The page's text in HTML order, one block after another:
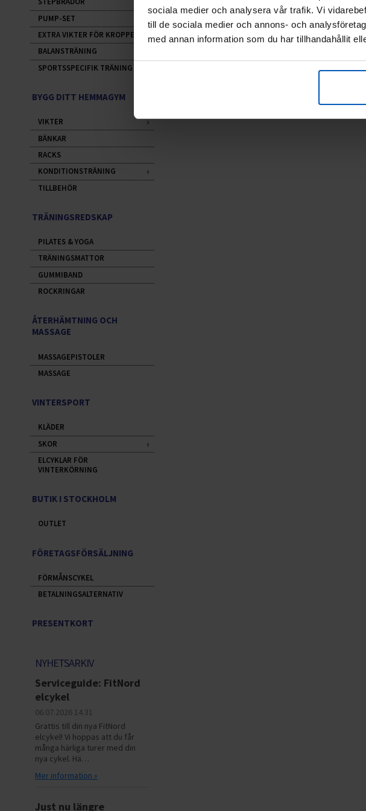
sociala medier och analysera vår trafik. Vi
till de sociala medier och annons- och
med annan information som du har tillhandahållit
PUMP-SET
EXTRA VIKTER FÖR KROPPEN
BALANSTRÄNING
SPORTSSPECIFIK TRÄNING
BYGG DITT HEMMAGYM
VIKTER
BÄNKAR
RACKS
KONDITIONSTRÄNING
TILLBEHÖR
TRÄNINGSREDSKAP
PILATES & YOGA
TRÄNINGSMATTOR
GUMMIBAND
ROCKRINGAR
ÅTERHÄMTNING OCH
MASSAGE
MASSAGEPISTOLER
MASSAGE
VINTERSPORT
KLÄDER
SKOR
ELCYKLAR FÖR
VINTERKÖRNING
BUTIK I STOCKHOLM
OUTLET
FÖRETAGSFÖRSÄLJNING
FÖRMÅNSCYKEL
BETALNINGSALTERNATIV
PRESENTKORT
NYHETSARKIV
Serviceguide: FitNord
elcykel
06.07.2026 14.31
Grattis till din nya FitNord
elcykel! Vi hoppas att du får
många härliga turer med din
nya cykel. Hä…
Mer information »
Just nu längre
Förnamn
Jag samtycker till